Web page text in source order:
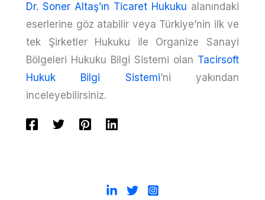
Dr. Soner Altaş’ın Ticaret Hukuku alanındaki
eserlerine göz atabilir veya Türkiye’nin ilk ve
tek Şirketler Hukuku ile Organize Sanayi
Bölgeleri Hukuku Bilgi Sistemi olan Tacirsoft
Hukuk Bilgi Sistemi’ni yakından
inceleyebilirsiniz.